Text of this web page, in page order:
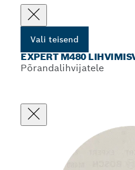
Vali teisend
EXPERT M480
Põrandalihvijatele